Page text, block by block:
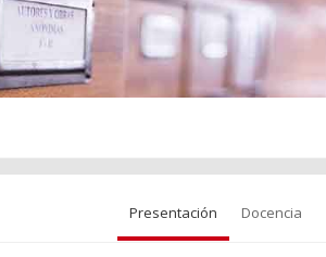
Presentación Docencia